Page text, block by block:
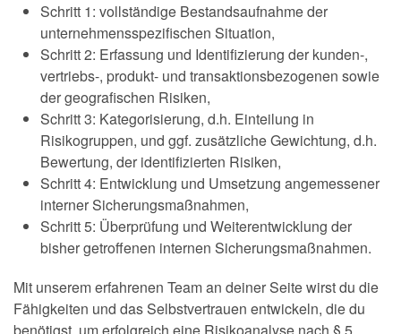
Schritt 1: vollständige Bestandsaufnahme der
unternehmensspezifischen Situation,
Schritt 2: Erfassung und Identifizierung der kunden-,
vertriebs-, produkt- und transaktionsbezogenen sowie
der geografischen Risiken,
Schritt 3: Kategorisierung, d.h. Einteilung in
Risikogruppen, und ggf. zusätzliche Gewichtung, d.h.
Bewertung, der identifizierten Risiken,
Schritt 4: Entwicklung und Umsetzung angemessener
interner Sicherungsmaßnahmen,
Schritt 5: Überprüfung und Weiterentwicklung der
bisher getroffenen internen Sicherungsmaßnahmen.
Mit unserem erfahrenen Team an deiner Seite wirst du die
Fähigkeiten und das Selbstvertrauen entwickeln, die du